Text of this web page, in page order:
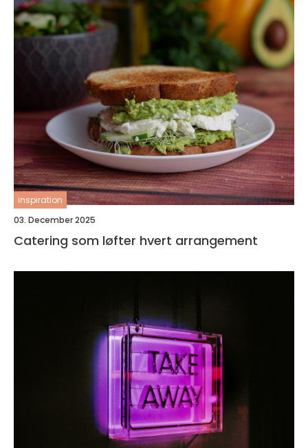
inspiration
03. December 2025
Catering som løfter hvert arrangement